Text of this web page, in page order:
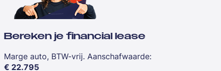
Bereken je financial lease
Marge auto, BTW-vrij. Aanschafwaarde:
€ 22.795